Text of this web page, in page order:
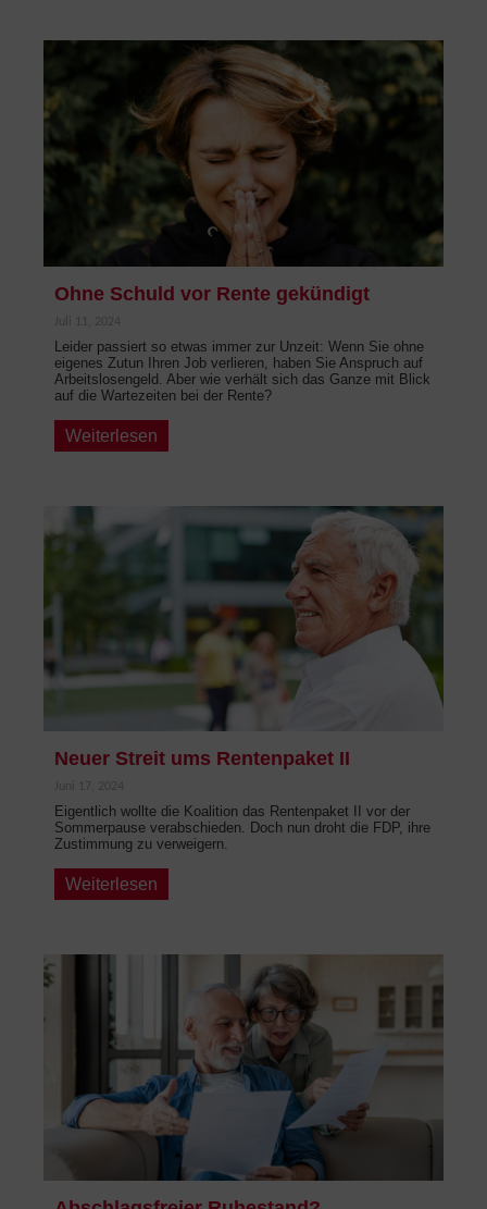
Ohne Schuld vor Rente gekündigt
Juli 11, 2024
Leider passiert so etwas immer zur Unzeit: Wenn Sie ohne
eigenes Zutun Ihren Job verlieren, haben Sie Anspruch auf
Arbeitslosengeld. Aber wie verhält sich das Ganze mit Blick
auf die Wartezeiten bei der Rente?
Weiterlesen
Neuer Streit ums Rentenpaket II
Juni 17, 2024
Eigentlich wollte die Koalition das Rentenpaket II vor der
Sommerpause verabschieden. Doch nun droht die FDP, ihre
Zustimmung zu verweigern.
Weiterlesen